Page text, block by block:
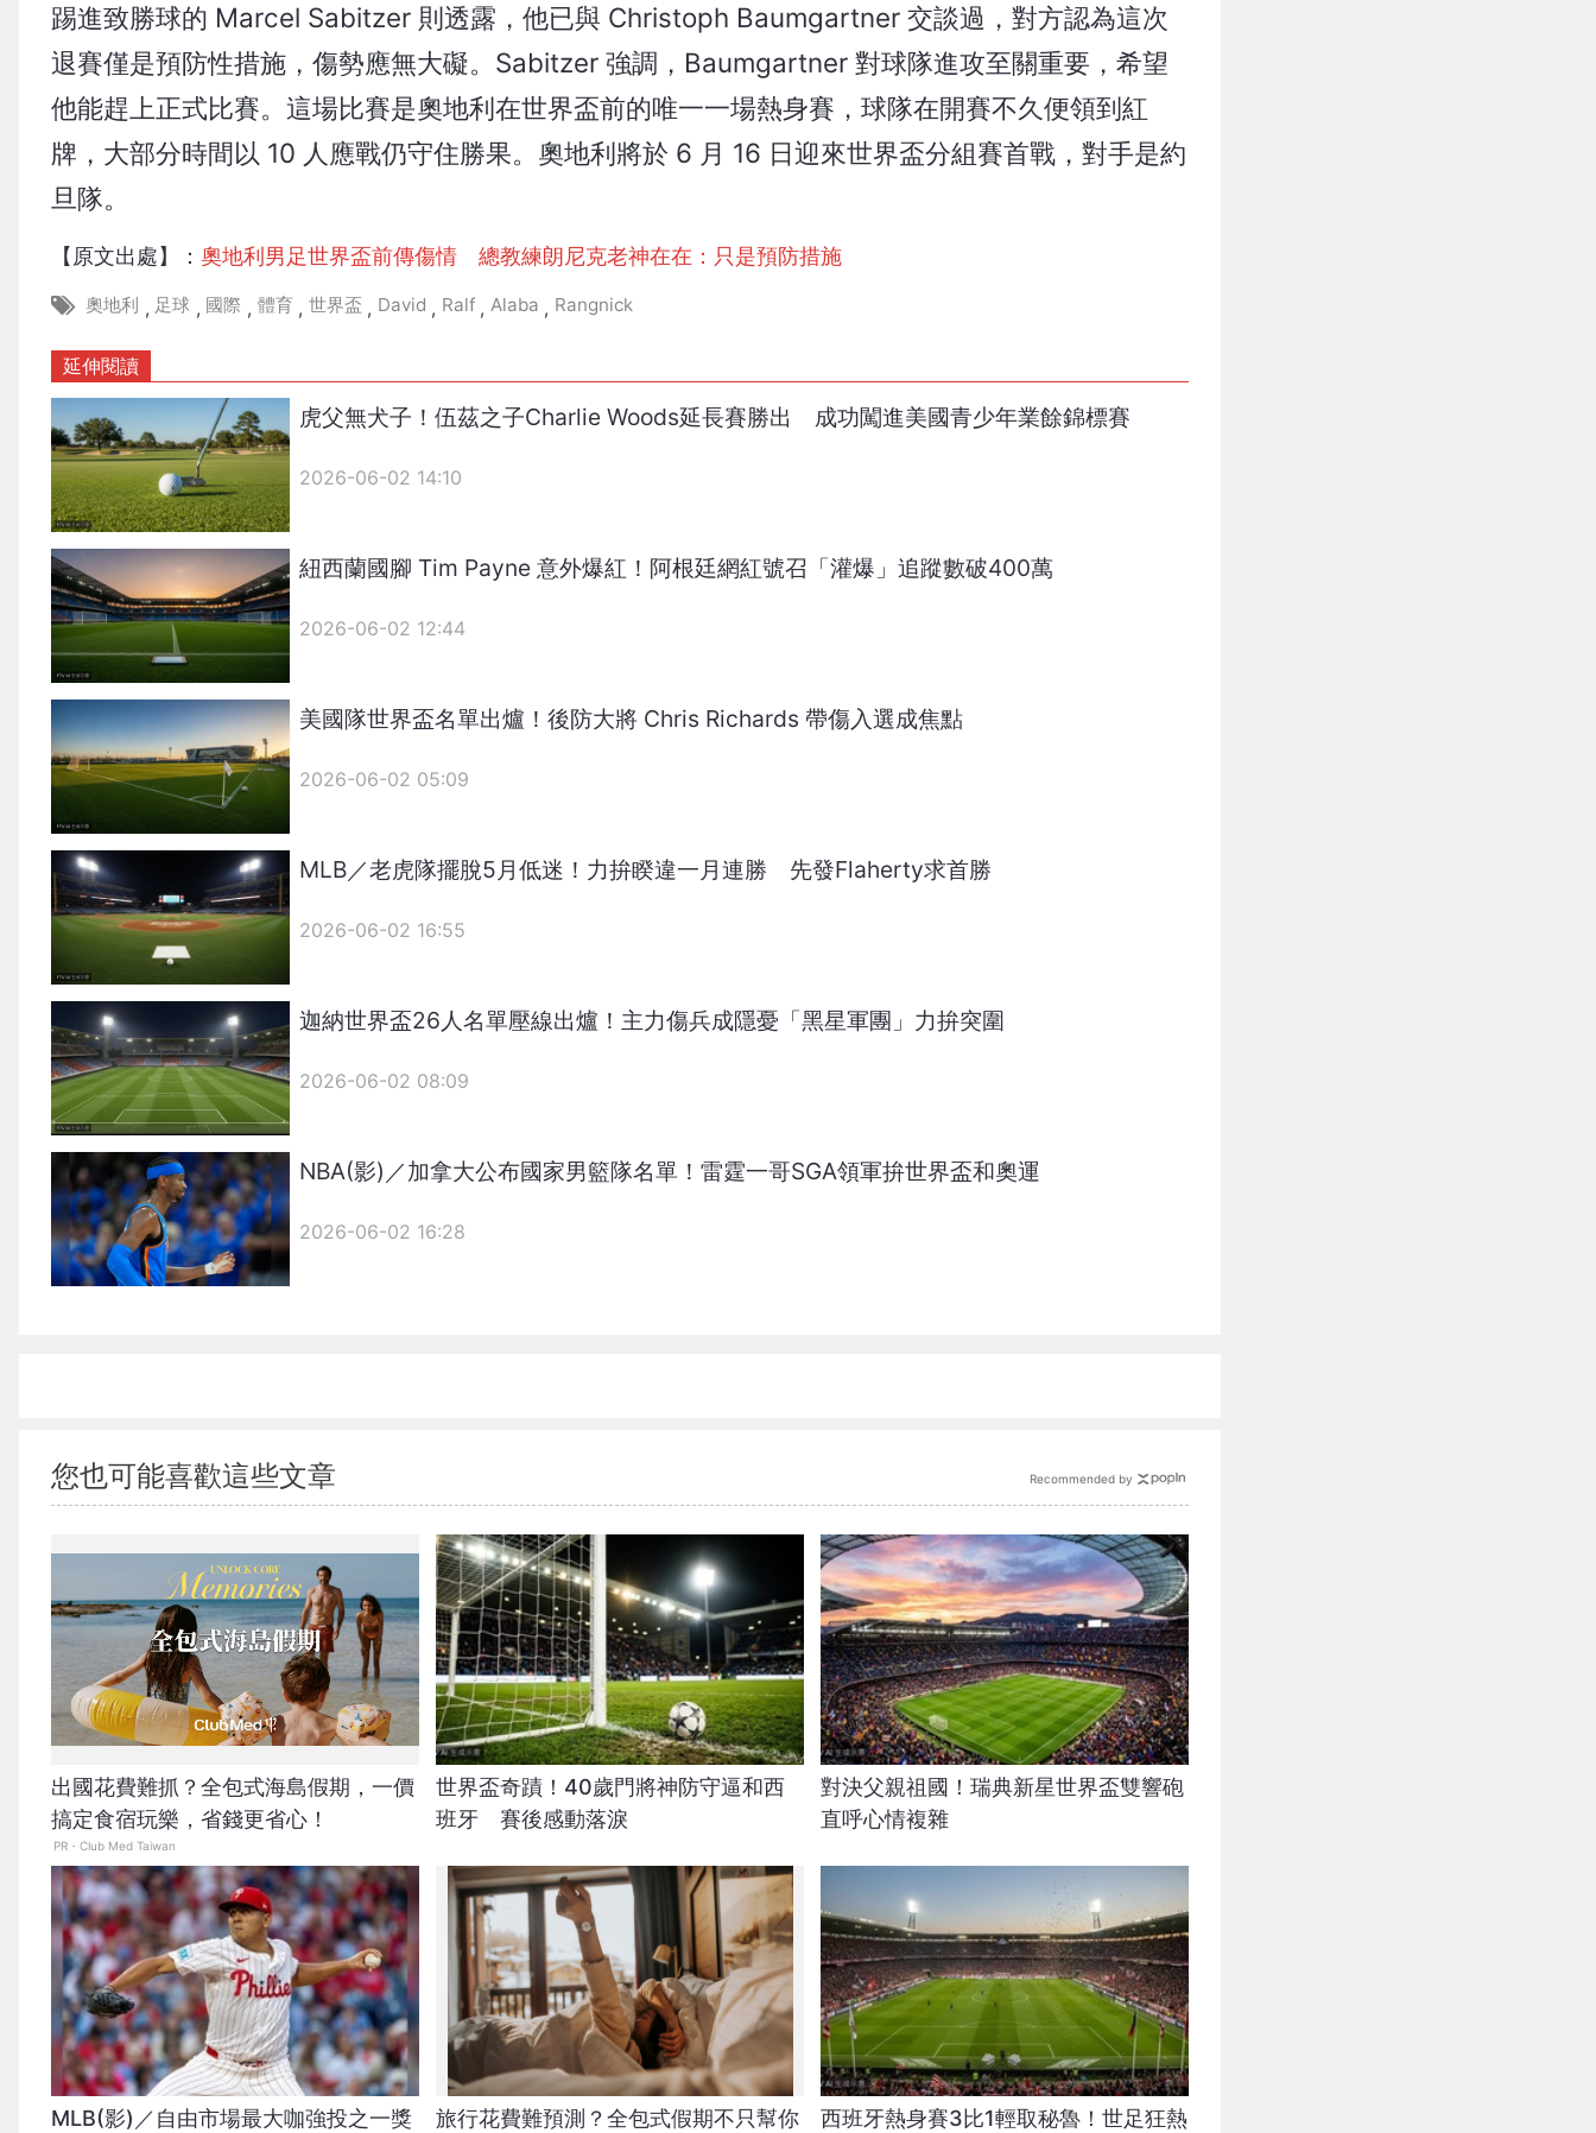
踢進致勝球的 Marcel Sabitzer 則透露，他已與 Christoph Baumgartner 交談過，對方認為這次
退賽僅是預防性措施，傷勢應無大礙。Sabitzer 強調，Baumgartner 對球隊進攻至關重要，希望
他能趕上正式比賽。這場比賽是奧地利在世界盃前的唯一一場熱身賽，球隊在開賽不久便領到紅
牌，大部分時間以 10 人應戰仍守住勝果。奧地利將於 6 月 16 日迎來世界盃分組賽首戰，對手是約
旦隊。
【原文出處】：奧地利男足世界盃前傳傷情 總教練朗尼克老神在在：只是預防措施
奧地利 , 足球 , 國際 , 體育 , 世界盃 , David , Ralf , Alaba , Rangnick
延伸閱讀
虎父無犬子！伍茲之子Charlie Woods延長賽勝出 成功闖進美國青少年業餘錦標賽
2026-06-02 14:10
紐西蘭國腳 Tim Payne 意外爆紅！阿根廷網紅號召「灌爆」追蹤數破400萬
2026-06-02 12:44
美國隊世界盃名單出爐！後防大將 Chris Richards 帶傷入選成焦點
2026-06-02 05:09
MLB／老虎隊擺脫5月低迷！力拚睽違一月連勝 先發Flaherty求首勝
2026-06-02 16:55
迦納世界盃26人名單壓線出爐！主力傷兵成隱憂「黑星軍團」力拚突圍
2026-06-02 08:09
NBA(影)／加拿大公布國家男籃隊名單！雷霆一哥SGA領軍拚世界盃和奧運
2026-06-02 16:28
您也可能喜歡這些文章
出國花費難抓？全包式海島假期，一價
搞定食宿玩樂，省錢更省心！
PR・Club Med Taiwan
世界盃奇蹟！40歲門將神防守逼和西
班牙 賽後感動落淚
對決父親祖國！瑞典新星世界盃雙響砲
直呼心情複雜
MLB(影)／自由市場最大咖強投之一獎 旅行花費難預測？全包式假期不只幫你 西班牙熱身賽3比1輕取秘魯！世足狂熱
Recommended by